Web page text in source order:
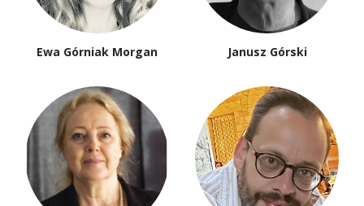
Ewa Górniak Morgan Janusz Górski